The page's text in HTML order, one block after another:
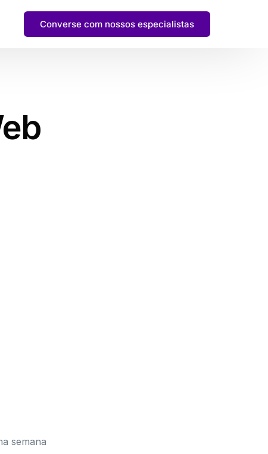
Converse com nossos especialistas
semana